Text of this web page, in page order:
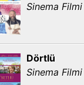
Sinema Filmi
Dörtlü
Sinema Filmi